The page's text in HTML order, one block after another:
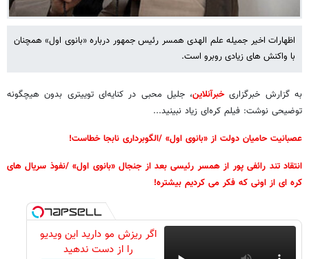
اظهارات اخیر جمیله علم الهدی همسر رئیس جمهور درباره «بانوی اول» همچنان
با واکنش های زیادی روبرو است.
به گزارش خبرگزاریخبرآنلاین، جلیل محبی در کنایه‌ای توییتری بدون هیچگونه
توضیحی نوشت: فیلم کره‌ای زیاد نبینید...
عصبانیت حامیان دولت از «بانوی اول» /الگوبرداری نابجا خطاست!
انتقاد تند رائفی پور از همسر رئیسی بعد از جنجال «بانوی اول» /نفوذ سریال های
کره ای از اونی که فکر می کردیم بیشتره!
اگر ریزش مو دارید این ویدیو
را از دست ندهید